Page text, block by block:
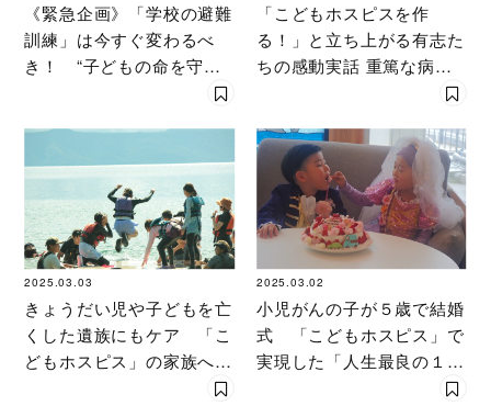
《緊急企画》「学校の避難
訓練」は今すぐ変わるべ
き！ “子どもの命を守れ
ない!?”間違った訓練の現
「こどもホスピスを作
る！」と立ち上がる有志た
ちの感動実話 重篤な病の
子どもが持つ「人を変える
2025.03.03
きょうだい児や子どもを亡
くした遺族にもケア 「こ
どもホスピス」の家族への
2025.03.02
小児がんの子が５歳で結婚
式 「こどもホスピス」で
実現した「人生最良の１